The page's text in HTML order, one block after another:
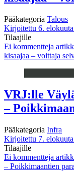
Pääkategoria Talous
Kirjoitettu 6.
Tilaajille
Ei kommentteja
kisaajaa – voittaja
VRJ:lle
–
Pääkategoria Infra
Kirjoitettu 7.
Tilaajille
Ei kommentteja
– Poikkimaantien